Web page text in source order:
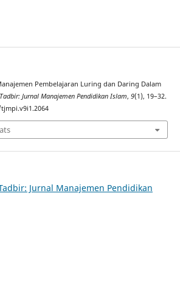
Pembelajaran Luring dan Daring Dalam
Tadbir: Jurnal Manajemen Pendidikan Islam, 9(1), 19–32.
Jurnal Manajemen Pendidikan